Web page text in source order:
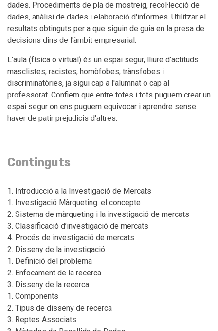
dades. Procediments de pla de mostreig, recol·lecció de
dades, anàlisi de dades i elaboració d'informes. Utilitzar el
resultats obtinguts per a que siguin de guia en la presa de
decisions dins de l'àmbit empresarial.
L'aula (física o virtual) és un espai segur, lliure d'actituds
masclistes, racistes, homòfobes, trànsfobes i
discriminatòries, ja sigui cap a l'alumnat o cap al
professorat. Confiem que entre totes i tots puguem crear un
espai segur on ens puguem equivocar i aprendre sense
haver de patir prejudicis d'altres.
Continguts
Introducció a la Investigació de Mercats
Investigació Màrqueting: el concepte
Sistema de màrqueting i la investigació de mercats
Classificació d’investigació de mercats
Procés de investigació de mercats
Disseny de la investigació
Definició del problema
Enfocament de la recerca
Disseny de la recerca
Components
Tipus de disseny de recerca
Reptes Associats